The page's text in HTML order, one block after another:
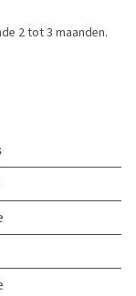
2 tot 3 maanden.